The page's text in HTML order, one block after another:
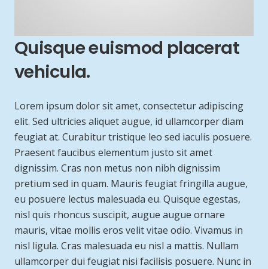
Quisque euismod placerat
vehicula.
Lorem ipsum dolor sit amet, consectetur adipiscing
elit. Sed ultricies aliquet augue, id ullamcorper diam
feugiat at. Curabitur tristique leo sed iaculis posuere.
Praesent faucibus elementum justo sit amet
dignissim. Cras non metus non nibh dignissim
pretium sed in quam. Mauris feugiat fringilla augue,
eu posuere lectus malesuada eu. Quisque egestas,
nisl quis rhoncus suscipit, augue augue ornare
mauris, vitae mollis eros velit vitae odio. Vivamus in
nisl ligula. Cras malesuada eu nisl a mattis. Nullam
ullamcorper dui feugiat nisi facilisis posuere. Nunc in